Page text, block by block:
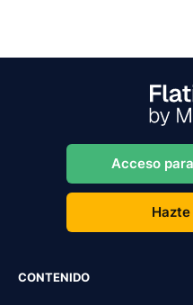
Acceso
CONTENIDO